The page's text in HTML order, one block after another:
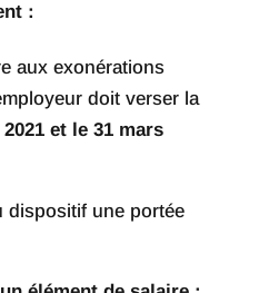
:
aux exonérations
doit verser la
et le 31 mars
dispositif une portée